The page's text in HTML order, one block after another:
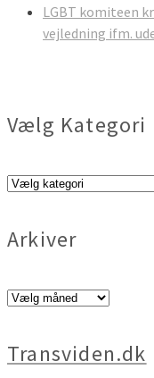
LGBT komiteen
vejledning ifm.
Vælg Kategori
Vælg
Arkiver
Arkiver
Transviden.dk